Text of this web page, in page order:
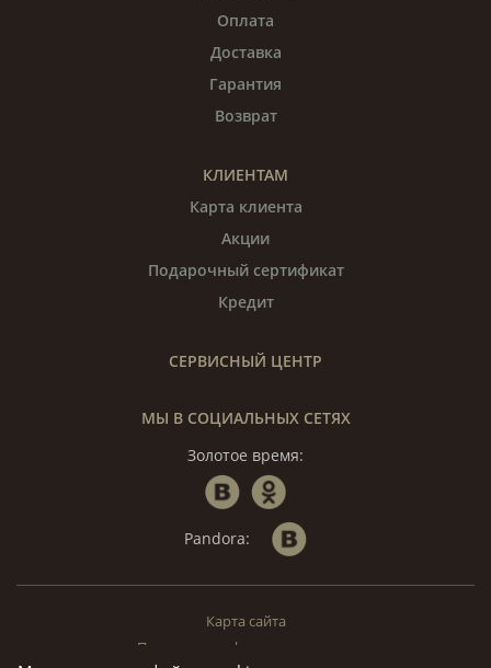
Оплата
Доставка
Гарантия
Возврат
КЛИЕНТАМ
Карта клиента
Акции
Подарочный сертификат
Кредит
СЕРВИСНЫЙ ЦЕНТР
МЫ В СОЦИАЛЬНЫХ СЕТЯХ
Золотое время:
Pandora:
Карта сайта
Политика конфиденциальности